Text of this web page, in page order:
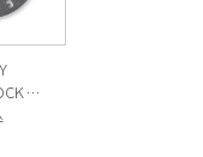
グ